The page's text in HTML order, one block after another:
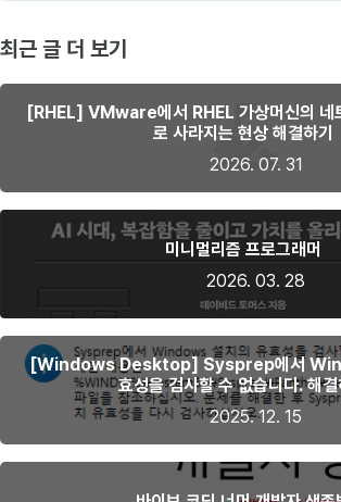
최근 글 더 보기
[RHEL] VMware에서 RHEL 가상머신의 네
로 사라지는 현상 해결하기
2026. 07. 31
미니멀리즘 프로그래머
2026. 03. 28
[Windows Desktop] Sysprep에서
효성을 검사할 수 없습니다. 해
2025. 12. 15